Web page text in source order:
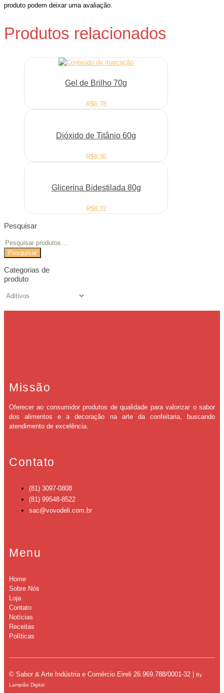
produto podem deixar uma avaliação.
Produtos relacionados
Gel de Brilho 70g
R$6,78
Dióxido de Titânio 60g
R$9,36
Glicerina Bidestilada 80g
R$8,32
Pesquisar
Pesquisar
Categorias de
produto
Missão
Oferecer ao consumidor produtos de qualidade para valorizar o sabor
dos alimentos e a decoração na arte da confeitaria, buscando
atendimento de excelência.
Contato
(81) 3097-0808
(81) 99548-8522
sac@vovodeli.com.br
Menu
Home
Sobre Nós
Loja
Contato
Notícias
Receitas
Políticas
© Sabor & Arte Indústria e Comércio Eireli 26.969.788/0001-32 |
By
Lampião Digital